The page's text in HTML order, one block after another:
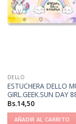
DELLO
ESTUCHERA DELLO
GIRL.GEEK.SUN DAY
Bs.14,50
AÑADIR AL CARRITO